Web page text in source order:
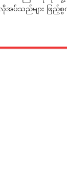
အပ်သည်များ ဖြည့်